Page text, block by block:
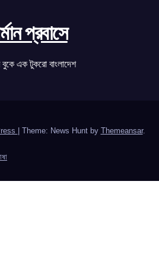
প্রবাসে
বুকে এক টুকরো বাংলাদেশ
Theme: News Hunt by Themeansar.